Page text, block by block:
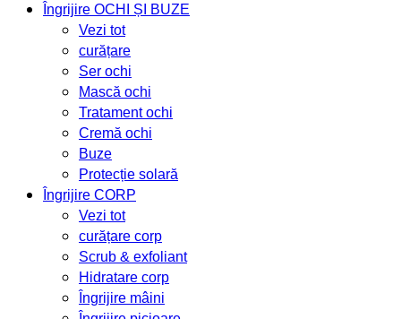
Îngrijire OCHI ȘI BUZE
Vezi tot
curățare
Ser ochi
Mască ochi
Tratament ochi
Cremă ochi
Buze
Protecție solară
Îngrijire CORP
Vezi tot
curățare corp
Scrub & exfoliant
Hidratare corp
Îngrijire mâini